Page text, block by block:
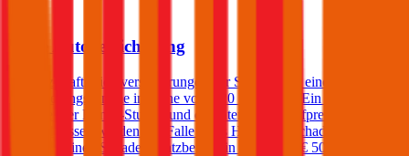
Smile Autoversicherung
Die Kfz-Haftpflichtversicherungen der Smile bietet eine
Versicherungssumme in Höhe von € 20 Millionen. Ein Freischaden
kann bei der Bonus-Stufe 7 und darunter gegen Aufpreis
eingeschlossen werden. Im Falle eines Haftpflichtschadens verlangt
die Smile einen Schadenersatzbeitrag in Höhe von € 500.